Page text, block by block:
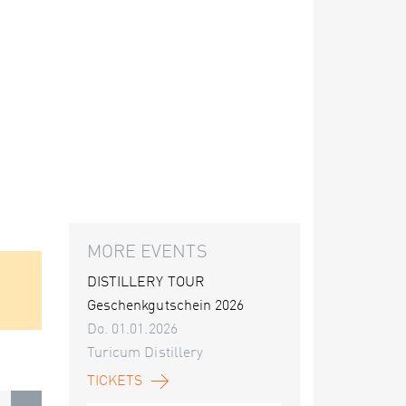
MORE EVENTS
DISTILLERY TOUR
Geschenkgutschein 2026
Do. 01.01.2026
Turicum Distillery
TICKETS